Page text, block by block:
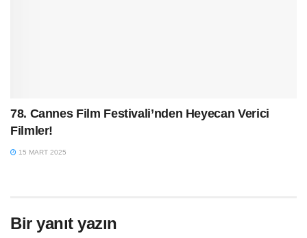
78. Cannes Film Festivali’nden Heyecan Verici
Filmler!
15 MART 2025
Bir yanıt yazın